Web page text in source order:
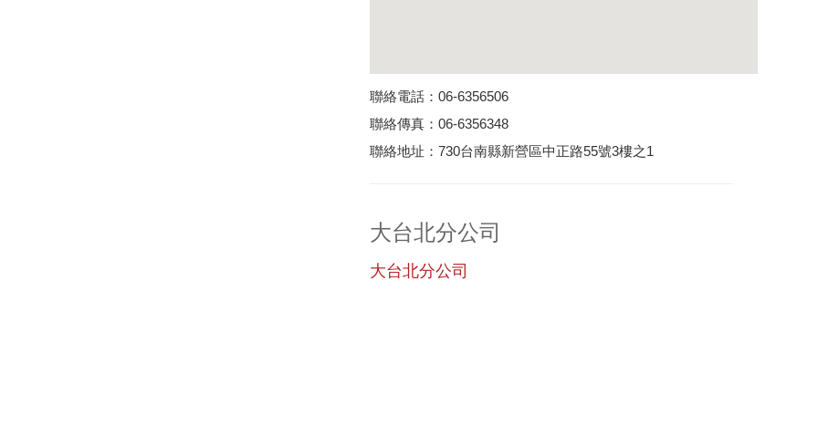
聯絡電話：06-6356506
聯絡傳真：06-6356348
聯絡地址：730台南縣新營區中正路55號3樓之1
大台北分公司
大台北分公司